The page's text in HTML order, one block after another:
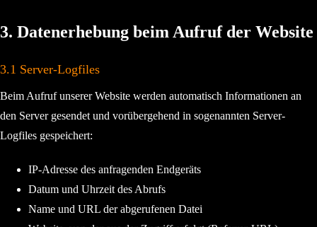
3. Datenerhebung beim Aufruf der Website
3.1 Server-Logfiles
Beim Aufruf unserer Website werden automatisch Informationen an
den Server gesendet und vorübergehend in sogenannten Server-
Logfiles gespeichert:
IP-Adresse des anfragenden Endgeräts
Datum und Uhrzeit des Abrufs
Name und URL der abgerufenen Datei